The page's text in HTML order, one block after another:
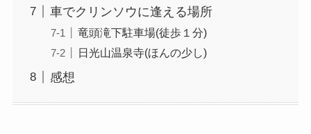
車でクリンソウに逢える場所
竜頭滝下駐車場(徒歩１分)
日光山温泉寺(ほんの少し)
感想